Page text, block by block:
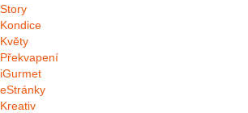
Story
Kondice
Květy
Překvapení
iGurmet
eStránky
Kreativ